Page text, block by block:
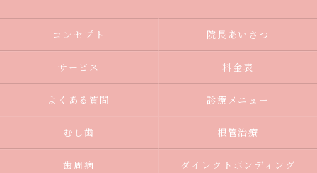
コンセプト 院長あいさつ
サービス 料金表
よくある質問 診療メニュー
むし歯 根管治療
歯周病 ダイレクトボンディング